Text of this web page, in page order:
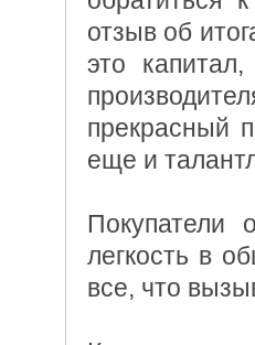
отзыв об
это
прекрасный
еще и
Покупатели
легкость в
все, что